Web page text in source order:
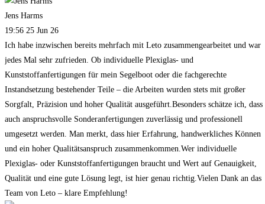
Jens Harms
19:56 25 Jun 26
Ich habe inzwischen bereits mehrfach mit Leto zusammengearbeitet und war
jedes Mal sehr zufrieden. Ob individuelle Plexiglas- und
Kunststoffanfertigungen für mein Segelboot oder die fachgerechte
Instandsetzung bestehender Teile – die Arbeiten wurden stets mit großer
Sorgfalt, Präzision und hoher Qualität ausgeführt.Besonders schätze ich, dass
auch anspruchsvolle Sonderanfertigungen zuverlässig und professionell
umgesetzt werden. Man merkt, dass hier Erfahrung, handwerkliches Können
und ein hoher Qualitätsanspruch zusammenkommen.Wer individuelle
Plexiglas- oder Kunststoffanfertigungen braucht und Wert auf Genauigkeit,
Qualität und eine gute Lösung legt, ist hier genau richtig.Vielen Dank an das
Team von Leto – klare Empfehlung!